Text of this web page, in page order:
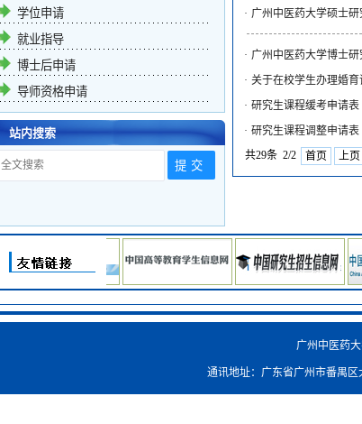
学位申请
就业指导
博士后申请
导师资格申请
站内搜索
· 广州中医药大学硕士
· 广州中医药大学博士
· 关于在校学生办理婚育
· 研究生课程缓考申请表
· 研究生课程调整申请表
共29条 2/2
首页 上页
广州中医药
通讯地址：广东省广州市番禺